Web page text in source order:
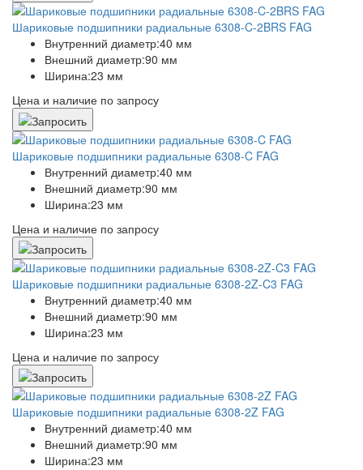
Шариковые подшипники радиальные 6308-C-2BRS FAG
Внутренний диаметр:40 мм
Внешний диаметр:90 мм
Ширина:23 мм
Цена и наличие по запросу
Шариковые подшипники радиальные 6308-C FAG
Внутренний диаметр:40 мм
Внешний диаметр:90 мм
Ширина:23 мм
Цена и наличие по запросу
Шариковые подшипники радиальные 6308-2Z-C3 FAG
Внутренний диаметр:40 мм
Внешний диаметр:90 мм
Ширина:23 мм
Цена и наличие по запросу
Шариковые подшипники радиальные 6308-2Z FAG
Внутренний диаметр:40 мм
Внешний диаметр:90 мм
Ширина:23 мм